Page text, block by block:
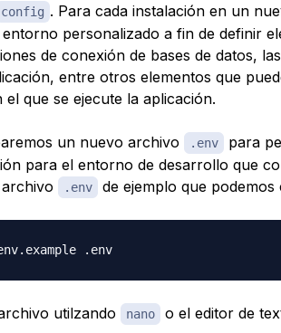
config . Para cada instalación en un
personalizado a fin de definir
de conexión de bases de datos,
entre otros elementos que
que se ejecute la aplicación.
un nuevo archivo .env
para
para el entorno de desarrollo que
.env de ejemplo que
.env.example .env
utilzando nano o el editor de